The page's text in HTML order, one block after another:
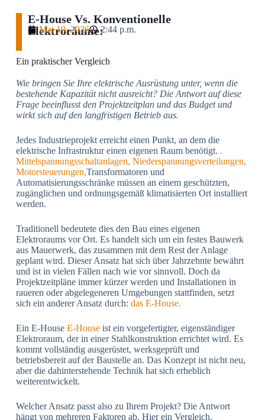
E-House Vs. Konventionelle
Elektroräume:
Mai 19, 2026 2:44 p.m.
Ein praktischer Vergleich
Wie bringen Sie Ihre elektrische Ausrüstung unter, wenn die
bestehende Kapazität nicht ausreicht? Die Antwort auf diese
Frage beeinflusst den Projektzeitplan und das Budget und
wirkt sich auf den langfristigen Betrieb aus.
Jedes Industrieprojekt erreicht einen Punkt, an dem die
elektrische Infrastruktur einen eigenen Raum benötigt. .
Mittelspannungsschaltanlagen, Niederspannungsverteilungen,
Motorsteuerungen,Transformatoren und
Automatisierungsschränke müssen an einem geschützten,
zugänglichen und ordnungsgemäß klimatisierten Ort installiert
werden.
Traditionell bedeutete dies den Bau eines eigenen
Elektroraums vor Ort. Es handelt sich um ein festes Bauwerk
aus Mauerwerk, das zusammen mit dem Rest der Anlage
geplant wird. Dieser Ansatz hat sich über Jahrzehnte bewährt
und ist in vielen Fällen nach wie vor sinnvoll. Doch da
Projektzeitpläne immer kürzer werden und Installationen in
raueren oder abgelegeneren Umgebungen stattfinden, setzt
sich ein anderer Ansatz durch: das E-House.
Ein E-House E-Houseist ein vorgefertigter, eigenständiger
Elektroraum, der in einer Stahlkonstruktion errichtet wird. Es
kommt vollständig ausgerüstet, werksgeprüft und
betriebsbereit auf der Baustelle an. Das Konzept ist nicht neu,
aber die dahinterstehende Technik hat sich erheblich
weiterentwickelt.
Welcher Ansatz passt also zu Ihrem Projekt? Die Antwort
hängt von mehreren Faktoren ab. Hier ein Vergleich.